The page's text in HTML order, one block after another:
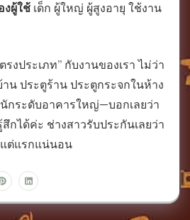
งผู้ใช้ เด็ก ผู้ใหญ่ ผู้สูงอายุ ใช้งาน
รงประเภท” กับงานของเรา ไม่ว่า
น ประตูร้าน ประตูกระจกในห้าง
กระดับอาคารใหญ่—บอกเลยว่า
ได้ค่ะ ช่างสาวรับประกันเลยว่า
แต่แรกแน่นอน